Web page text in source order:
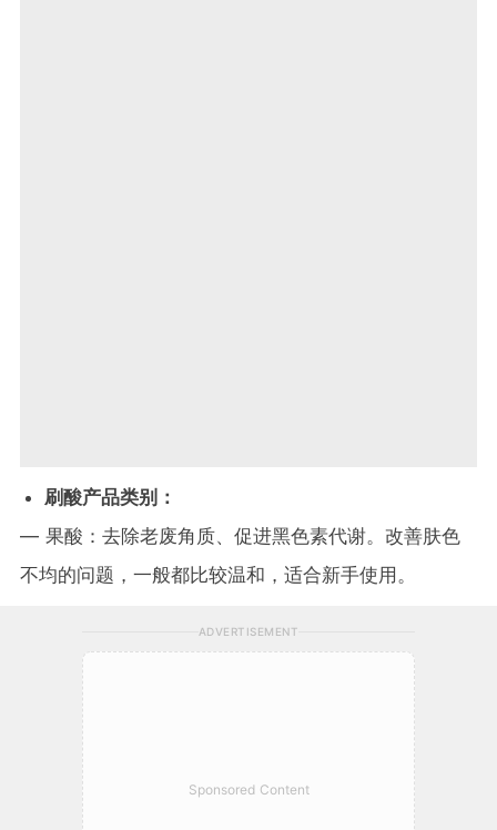
刷酸产品类别：
— 果酸：去除老废角质、促进黑色素代谢。改善肤色
不均的问题，一般都比较温和，适合新手使用。
ADVERTISEMENT
Sponsored Content